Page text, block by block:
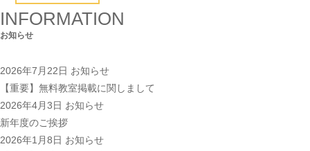
INFORMATION
お知らせ
2026年7月22日 お知らせ
【重要】無料教室掲載に関しまして
2026年4月3日 お知らせ
新年度のご挨拶
2026年1月8日 お知らせ